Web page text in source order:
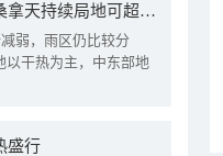
我国降雨强度进一步减弱 中东部大范围桑拿天持续局地可超38℃
弱，雨区仍比较分
以干热为主，中东部地
盛行